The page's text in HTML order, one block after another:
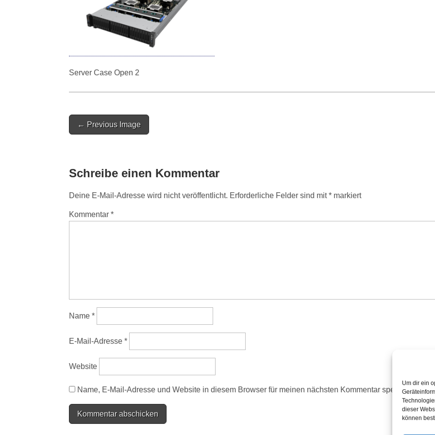
Um dir ein
dieser
können
Server Case Open 2
Post
navigation
← Previous Image
Schreibe einen Kommentar
Deine E-Mail-Adresse wird nicht veröffentlicht. Erforderliche Felder sind mit* markiert
Kommentar*
Name*
E-Mail-Adresse*
Website
Name, E-Mail-Adresse und Website in diesem Browser für meinen nächsten Kommentar speichern.